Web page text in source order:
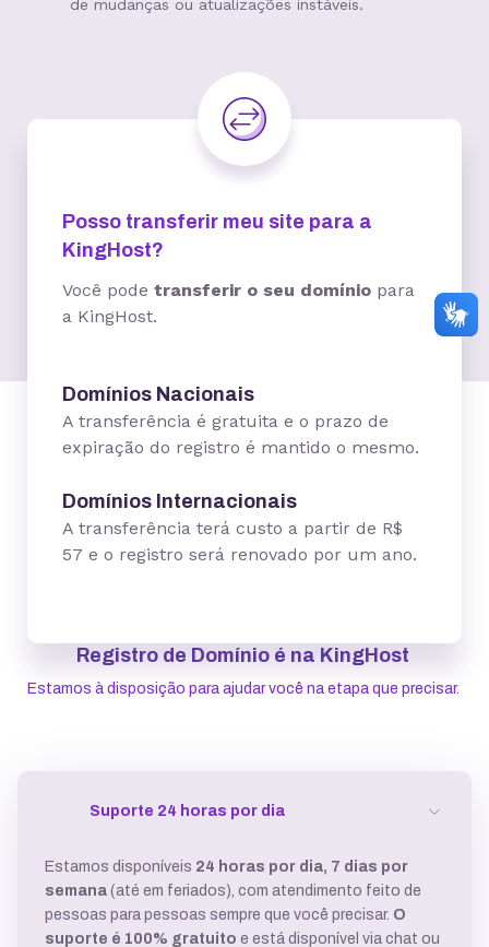
de mudanças ou atualizações instáveis.
Posso transferir meu site para a
KingHost?
Você pode transferir o seu domínio para
a KingHost.
Domínios Nacionais
A transferência é gratuita e o prazo de
expiração do registro é mantido o mesmo.
Domínios Internacionais
A transferência terá custo a partir de R$
57 e o registro será renovado por um ano.
Registro de Domínio é na KingHost
Estamos à disposição para ajudar você na etapa que precisar.
Suporte 24 horas por dia
Estamos disponíveis 24 horas por dia, 7 dias por
semana (até em feriados), com atendimento feito de
pessoas para pessoas sempre que você precisar. O
suporte é 100% gratuito e está disponível via chat ou